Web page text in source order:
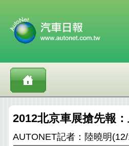
2012北京車展搶先報
AUTONET記者：陸曉明